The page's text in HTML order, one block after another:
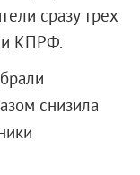
сразу трех
и КПРФ.
снизила